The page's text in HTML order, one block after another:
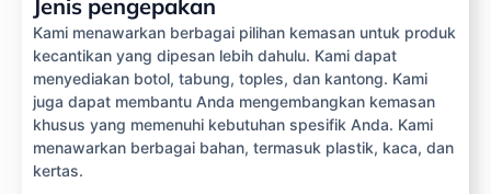
Jenis pengepakan
Kami menawarkan berbagai pilihan kemasan untuk produk
kecantikan yang dipesan lebih dahulu. Kami dapat
menyediakan botol, tabung, toples, dan kantong. Kami
juga dapat membantu Anda mengembangkan kemasan
khusus yang memenuhi kebutuhan spesifik Anda. Kami
menawarkan berbagai bahan, termasuk plastik, kaca, dan
kertas.